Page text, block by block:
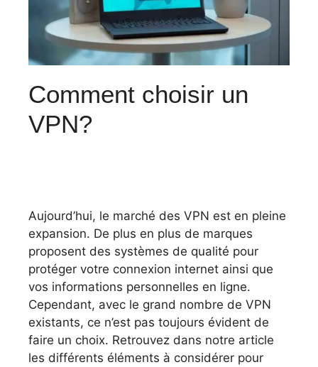
Comment choisir un
VPN?
Aujourd’hui, le marché des VPN est en pleine
expansion. De plus en plus de marques
proposent des systèmes de qualité pour
protéger votre connexion internet ainsi que
vos informations personnelles en ligne.
Cependant, avec le grand nombre de VPN
existants, ce n’est pas toujours évident de
faire un choix. Retrouvez dans notre article
les différents éléments à considérer pour